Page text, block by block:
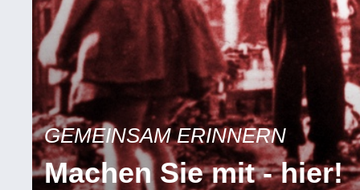
GEMEINSAM ERINNERN
Machen Sie mit - hier!